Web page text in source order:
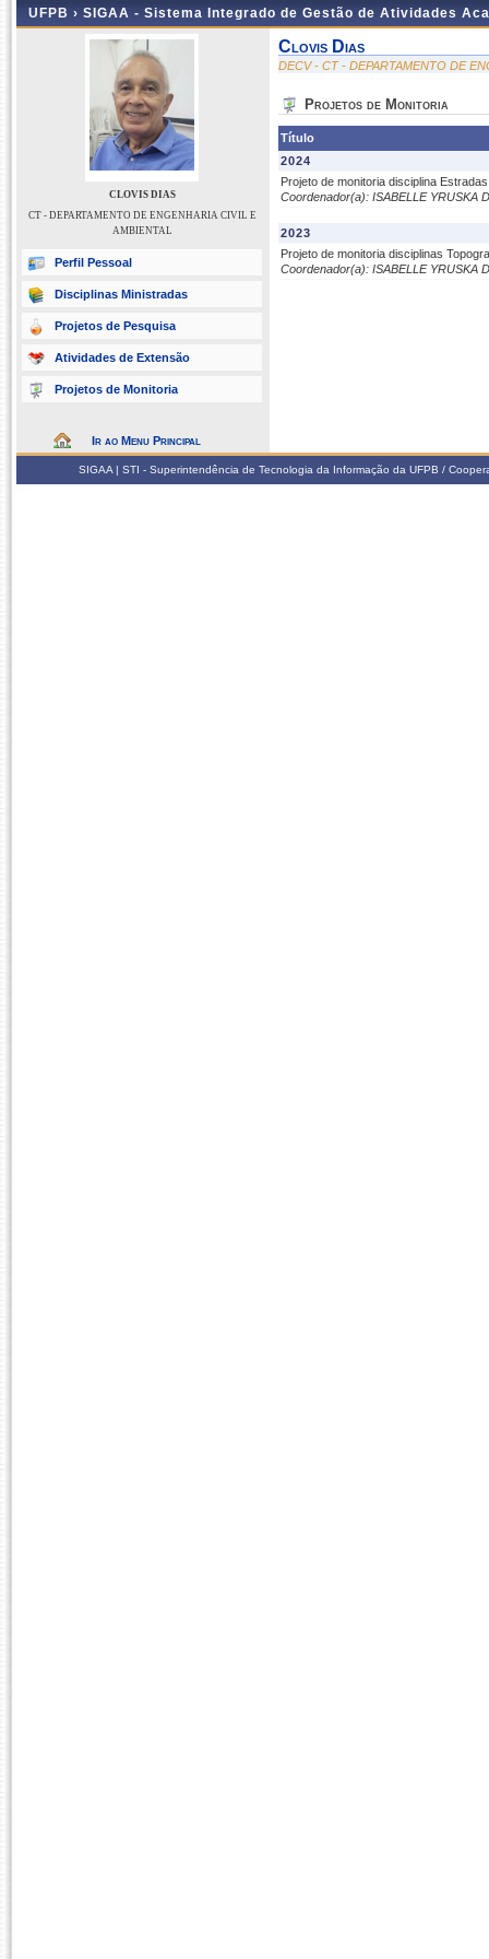
UFPB › SIGAA - Sistema Integrado de Gestão de Atividades
CLOVIS DIAS
CT - DEPARTAMENTO DE ENGENHARIA CIVIL E
AMBIENTAL
Perfil Pessoal
Disciplinas Ministradas
Projetos de Pesquisa
Atividades de Extensão
Projetos de Monitoria
Ir ao Menu Principal
Clovis Dias
DECV - CT - DEPARTAMENTO DE
Projetos de Monitoria
Título
2024
Projeto de monitoria disciplina
Coordenador(a): ISABELLE YRUSKA
2023
Projeto de monitoria disciplinas
Coordenador(a): ISABELLE YRUSKA
SIGAA | STI - Superintendência de Tecnologia da Informação da UFPB /